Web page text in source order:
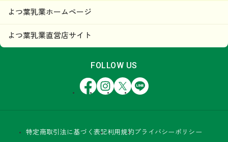
よつ葉乳業ホームページ
よつ葉乳業直営店サイト
FOLLOW US
FacebookInstagram
X LINE
特定商取引法に基づく表記利用規約 プライバシーポリシー